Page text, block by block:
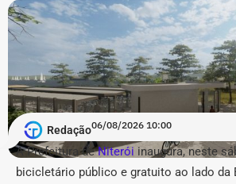
A lista de reforços na estrutura
com 4 nomeações na Secretaria de
4 na Secretaria de Estado do
(Seas/Inea), além de preenchimento
estratégicas de coordenação (nível
CEPERJ, Seplag e Secretaria de
COM FÁBIO MARTINS.
Redação06/08/2026 10:00
A Prefeitura deNiterói inaugura, neste
bicicletário público e gratuito ao lado da